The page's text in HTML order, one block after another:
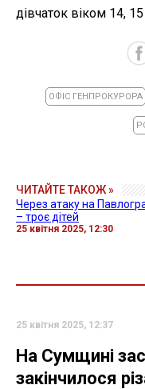
дівчаток віком 14,
ОФІС ГЕНПРОКУРОРА
ЧИТАЙТЕ ТАКОЖ »
Через атаку на
– троє дітей
25 квітня 2025, 12:30
25 квітня 2025, 12:37
На Сумщині
закінчилося